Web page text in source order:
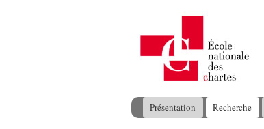
Menu principal
Présentation Recherche